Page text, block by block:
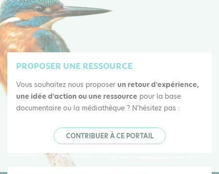
PROPOSER UNE RESSOURCE
Vous souhaitez nous proposer un retour d'expérience,
une idée d'action ou une ressource pour la base
documentaire ou la médiathèque ? N'hésitez pas :
CONTRIBUER À CE PORTAIL